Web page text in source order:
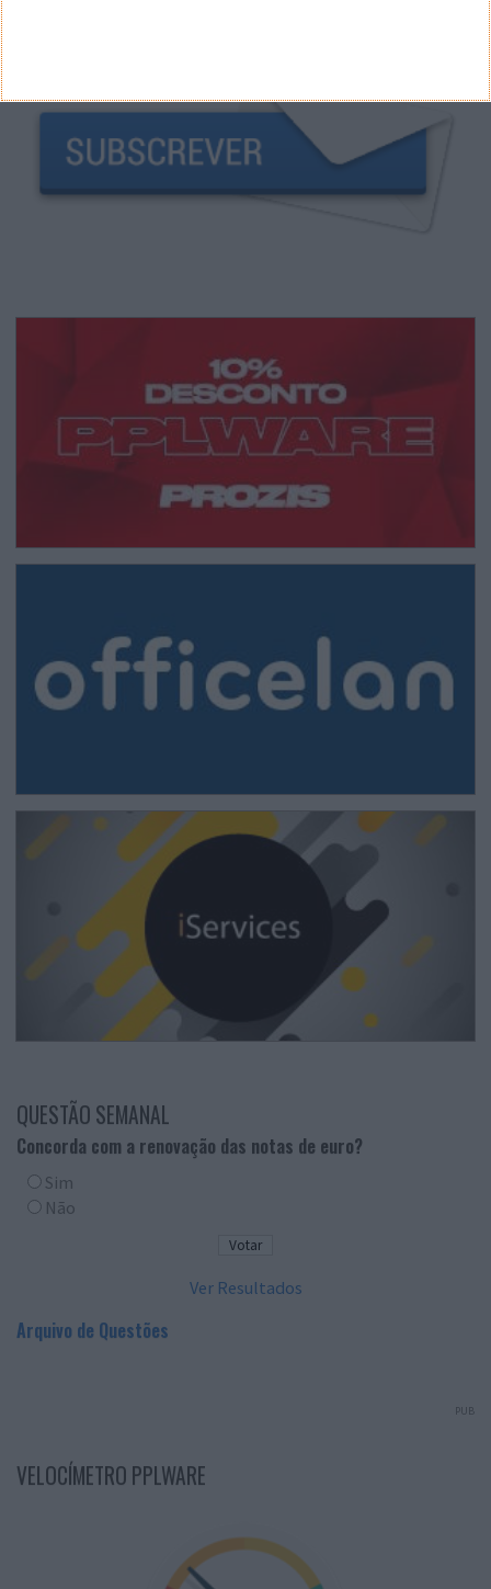
QUESTÃO SEMANAL
Concorda com a renovação das notas de euro?
Sim
Não
Ver Resultados
Arquivo de Questões
PUB
VELOCÍMETRO PPLWARE